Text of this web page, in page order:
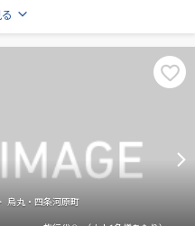
烏丸・四条河原町